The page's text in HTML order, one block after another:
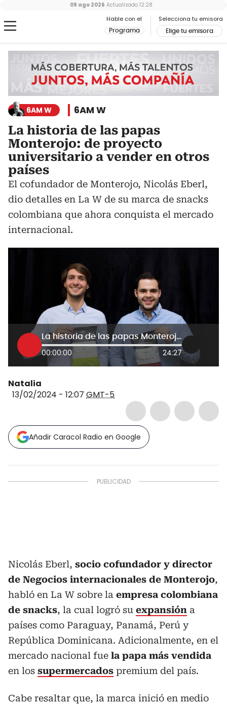
Hable con el
Programa
Selecciona tu emisora
Elige tu emisora
09 ago 2026 Actualizado 12:28
6AM W 6AM W
La historia de las papas
Monterojo: de proyecto
universitario a vender en otros
países
El cofundador de Monterojo, Nicolás Eberl,
dio detalles en La W de su marca de snacks
colombiana que ahora conquista el mercado
internacional.
La historia de las papas Monterojo: de proyecto universitario a vender en otros países
00:00:00 24:27
Natalia
13/02/2024 - 12:07 GMT-5
Añadir Caracol Radio en Google
Nicolás Eberl, socio cofundador y director
de Negocios internacionales de Monterojo,
habló en La W sobre la empresa colombiana
de snacks, la cual logró su expansión a
países como Paraguay, Panamá, Perú y
República Dominicana. Adicionalmente, en el
mercado nacional fue la papa más vendida
en los supermercados premium del país.
Cabe resaltar que, la marca inició en medio